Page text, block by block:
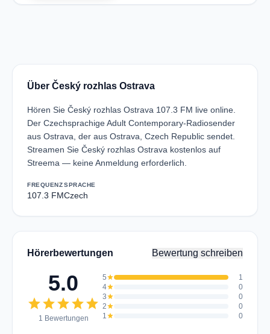
Über Český rozhlas Ostrava
Hören Sie Český rozhlas Ostrava 107.3 FM live online.
Der Czechsprachige Adult Contemporary-Radiosender
aus Ostrava, der aus Ostrava, Czech Republic sendet.
Streamen Sie Český rozhlas Ostrava kostenlos auf
Streema — keine Anmeldung erforderlich.
FREQUENZ
107.3 FM
SPRACHE
Czech
Hörerbewertungen Bewertung schreiben
5.0
starstarstarstarstar
1 Bewertungen
5star
1
4star
0
3star
0
2star
0
1star 0